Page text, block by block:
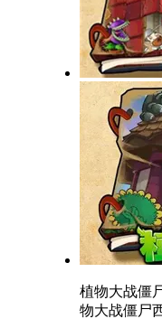
植物大战僵
物大战僵尸